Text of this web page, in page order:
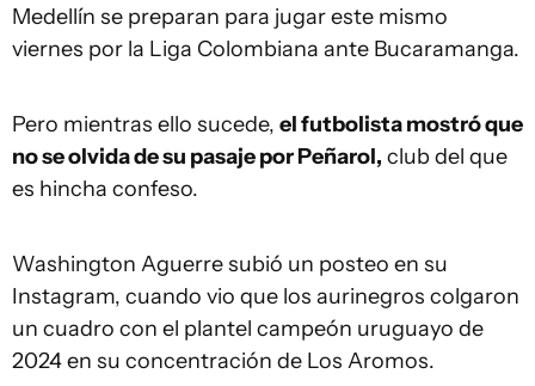
Medellín se preparan para jugar este mismo
viernes por la Liga Colombiana ante Bucaramanga.
Pero mientras ello sucede, el futbolista mostró que
no se olvida de su pasaje por Peñarol, club del que
es hincha confeso.
Washington Aguerre subió un posteo en su
Instagram, cuando vio que los aurinegros colgaron
un cuadro con el plantel campeón uruguayo de
2024 en su concentración de Los Aromos.